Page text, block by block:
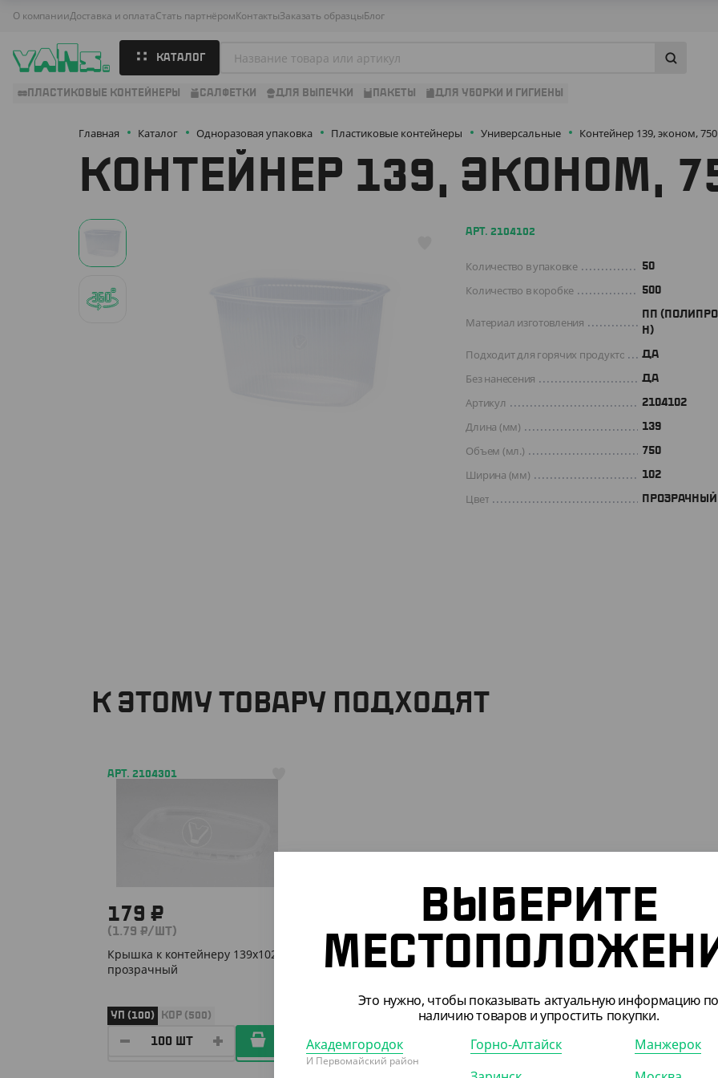
О компанииДоставка и оплатаСтать партнёромКонтактыЗаказать образцыБлог
КАТАЛОГ
ПЛАСТИКОВЫЕ КОНТЕЙНЕРЫ САЛФЕТКИ ДЛЯ ВЫПЕЧКИ ПАКЕТЫ ДЛЯ УБОРКИ И ГИГИЕНЫ
Главная Каталог Одноразовая упаковка Пластиковые контейнеры Универсальные Контейнер 139, эконом,
КОНТЕЙНЕР 139, ЭКОНОМ,
АРТ. 2104102
Количество в упаковке 50
Количество в коробке 500
Материал изготовления
ПП
Н)
Подходит для горячих продуктов ДА
Без нанесения ДА
Артикул 2104102
Длина (мм) 139
Объем (мл.) 750
Ширина (мм) 102
Цвет ПРОЗРАЧНЫЙ
К ЭТОМУ ТОВАРУ ПОДХОДЯТ
АРТ. 2104301
179 ₽
(1.79 ₽/ШТ)
Крышка к контейнеру 139х102,
прозрачный
УП (100) КОР (500)
ВЫБЕРИТЕ
Это нужно, чтобы показывать актуальную информацию
наличию товаров и упростить покупки.
Академгородок
И Первомайский район
Горно-Алтайск
Манжерок